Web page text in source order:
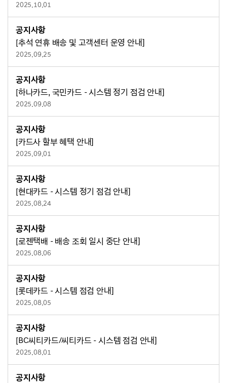
2025.10.01
공지사항
[추석 연휴 배송 및 고객센터 운영 안내]
2025.09.25
공지사항
[하나카드, 국민카드 - 시스템 정기 점검 안내]
2025.09.08
공지사항
[카드사 할부 혜택 안내]
2025.09.01
공지사항
[현대카드 - 시스템 정기 점검 안내]
2025.08.24
공지사항
[로젠택배 - 배송 조회 일시 중단 안내]
2025.08.06
공지사항
[롯데카드 - 시스템 점검 안내]
2025.08.05
공지사항
[BC씨티카드/씨티카드 - 시스템 점검 안내]
2025.08.01
공지사항